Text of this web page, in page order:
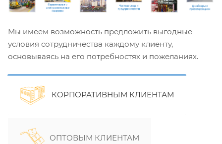
Мы имеем возможность предложить выгодные
условия сотрудничества каждому клиенту,
основываясь на его потребностях и пожеланиях.
КОРПОРАТИВНЫМ КЛИЕНТАМ
ОПТОВЫМ КЛИЕНТАМ